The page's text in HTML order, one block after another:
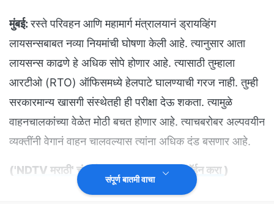
मुंबई: रस्ते परिवहन आणि महामार्ग मंत्रालयानं ड्रायव्हिंग
लायसन्सबाबत नव्या नियमांची घोषणा केली आहे. त्यानुसार आता
लायसन्स काढणे हे अधिक सोपे होणार आहे. त्यासाठी तुम्हाला
आरटीओ (RTO) ऑफिसमध्ये हेलपाटे घालण्याची गरज नाही. तुम्ही
सरकारमान्य खासगी संस्थेतही ही परीक्षा देऊ शकता. त्यामुळे
वाहनचालकांच्या वेळेत मोठी बचत होणार आहे. त्याचबरोबर अल्पवयीन
व्यक्तींनी वेगानं वाहन चालवल्यास त्यांना अधिक दंड बसणार आहे.
('NDTV मराठी' चं अधिकृत व्हॉट्सअ‍ॅप चॅनल जॉईन करा)
संपूर्ण बातमी वाचा